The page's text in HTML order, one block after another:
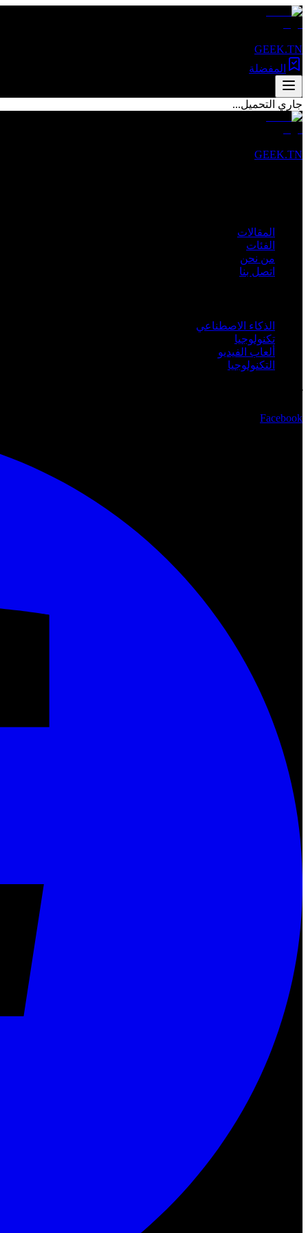
GEEK.TN
المفضلة
جاري التحميل...
GEEK.TN
المقالات
الفئات
من نحن
اتصل بنا
الذكاء الاصطناعي
تكنولوجيا
ألعاب الفيديو
التكنولوجيا
Facebook